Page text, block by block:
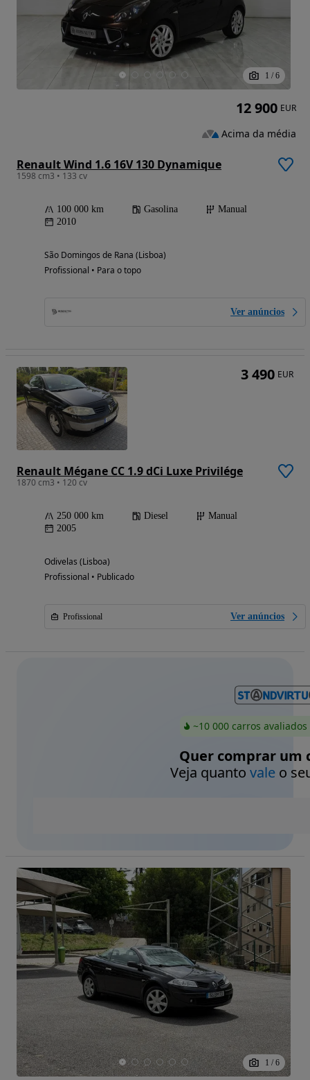
1 / 6
Renault Wind 1.6 16V 130 Dynamique
1598 cm3 • 133 cv
100 000 km Gasolina
Manual
2010
São Domingos de Rana (Lisboa)
Profissional • Para o topo
Ver anúncios
12 900 EUR
Acima da média
Renault Mégane CC 1.9 dCi Luxe Privilége
1870 cm3 • 120 cv
250 000 km Diesel
Manual
2005
Odivelas (Lisboa)
Profissional • Publicado
Profissional Ver anúncios
3 490 EUR
~10 000 carros
Quer comprar um
Veja quanto valeo
1 / 6